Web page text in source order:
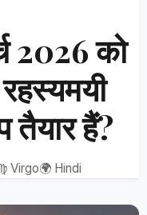
2026 को
तैयार हैं?
Virgo🌍 Hindi